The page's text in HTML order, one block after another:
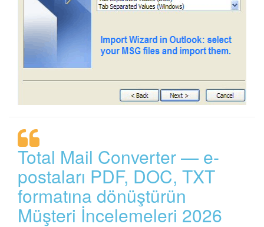
Total Mail Converter — e-
postaları PDF, DOC, TXT
formatına dönüştürün
Müşteri İncelemeleri 2026